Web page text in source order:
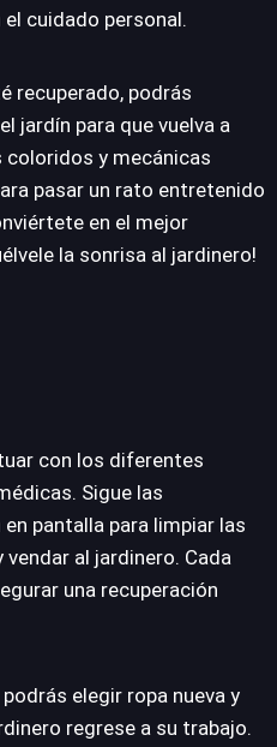
cuidado personal.
recuperado, podrás
jardín para que vuelva a
y mecánicas
pasar un rato entretenido
en el mejor
la sonrisa al jardinero!
con los diferentes
Sigue las
pantalla para limpiar las
al jardinero. Cada
una recuperación
elegir ropa nueva y
regrese a su trabajo.